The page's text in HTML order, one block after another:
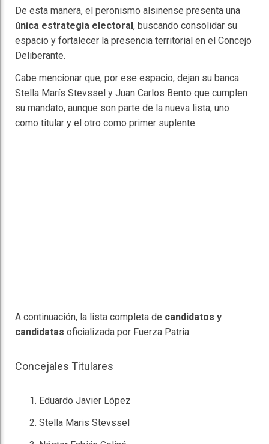
De esta manera, el peronismo alsinense presenta una
única estrategia electoral , buscando consolidar su
espacio y fortalecer la presencia territorial en el Concejo
Deliberante.
Cabe mencionar que, por ese espacio, dejan su banca
Stella Marís Stevssel y Juan Carlos Bento que cumplen
su mandato, aunque son parte de la nueva lista, uno
como titular y el otro como primer suplente.
A continuación, la lista completa de candidatos y
candidatas oficializada por Fuerza Patria:
Concejales Titulares
Eduardo Javier López
Stella Maris Stevssel